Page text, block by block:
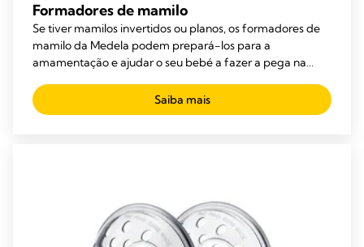
Formadores de mamilo
Se tiver mamilos invertidos ou planos, os formadores de
mamilo da Medela podem prepará-los para a
amamentação e ajudar o seu bebé a fazer a pega na
Saiba mais